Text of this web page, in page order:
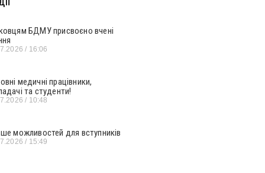
БДМУ присвоєно вчені
16:06
медичні працівники,
та студенти!
10:48
можливостей для вступників
15:49